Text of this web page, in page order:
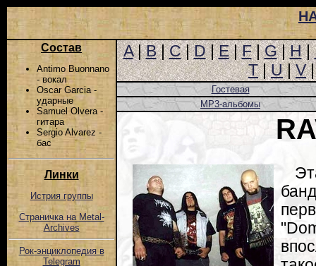
Состав
Antimo Buonnano
- вокал
Oscar Garcia -
ударные
Samuel Olvera -
гитара
Sergio Alvarez -
бас
Линки
Истрия группы
Страничка на Metal-
Archives
Рок-энциклопедия в
Telegram
A|B|C|D|E|F|G|H|
T|U|V
Гостевая
MP3-альбомы